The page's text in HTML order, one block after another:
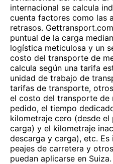
internacional se calcula
cuenta factores como las
retrasos.
puntual de la carga
logística meticulosa y un
costo del transporte de
calcula según una tarifa
unidad de trabajo de
tarifas de transporte,
el costo del transporte de
pedido, el tiempo
kilometraje cero (desde
carga) y el kilometraje
descarga y carga), etc.
peajes de carretera y
puedan aplicarse en Suiza.